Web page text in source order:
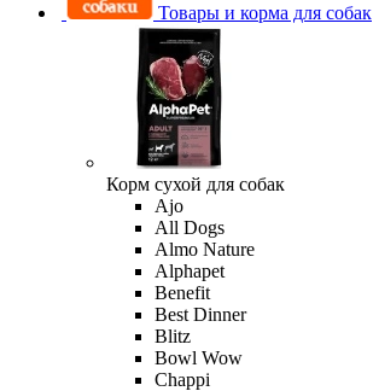
Товары и корма для собак
Корм сухой для собак
Ajo
All Dogs
Almo Nature
Alphapet
Benefit
Best Dinner
Blitz
Bowl Wow
Chappi